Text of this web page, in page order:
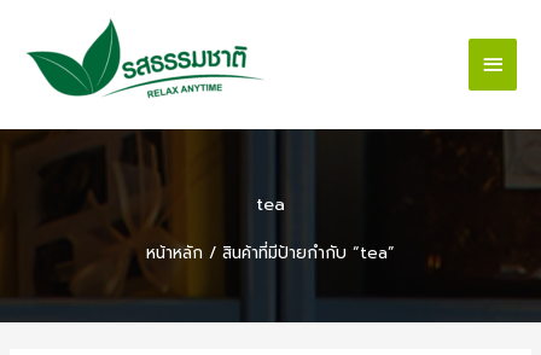
content
Main
tea
หน้าหลัก / สินค้าที่มีป้ายกำกับ “tea”